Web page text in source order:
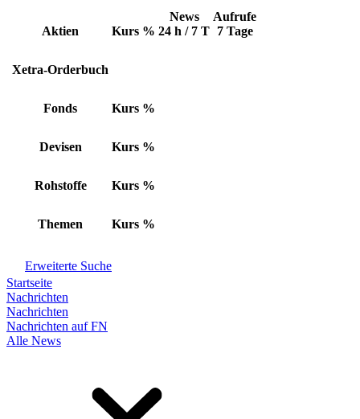
Aktien Kurs %
News
24 h / 7 T
Aufrufe
7 Tage
Xetra-Orderbuch
Fonds Kurs %
Devisen Kurs %
Rohstoffe Kurs %
Themen Kurs %
Erweiterte Suche
Startseite
Nachrichten
Nachrichten
Nachrichten auf FN
Alle News